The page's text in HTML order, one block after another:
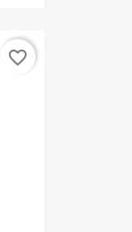
favorite_border